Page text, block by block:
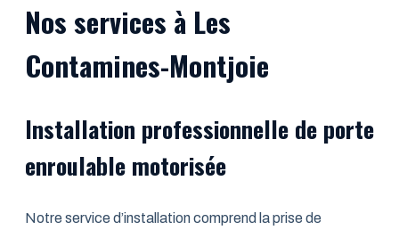
Nos services à Les
Contamines-Montjoie
Installation professionnelle de porte
enroulable motorisée
Notre service d’installation comprend la prise de